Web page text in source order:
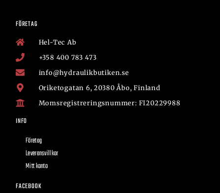
FÖRETAG
Hel-Tec Ab
+358 400 783 473
info@hydraulikbutiken.se
Oriketogatan 6, 20380 Åbo, Finland
Momsregistreringsnummer: FI20229988
INFO
Företag
Leveransvillkor
Mitt konto
FACEBOOK